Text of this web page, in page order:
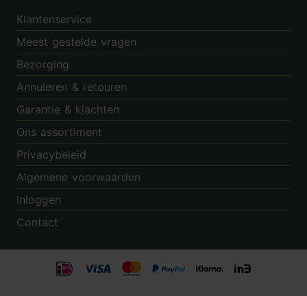
Klantenservice
Meest gestelde vragen
Bezorging
Annuleren & retouren
Garantie & klachten
Ons assortiment
Privacybeleid
Algemene voorwaarden
Inloggen
Contact